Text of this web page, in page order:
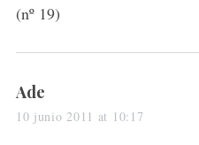
(nº 19)
s
a
Ade
10 junio 2011 at 10:17